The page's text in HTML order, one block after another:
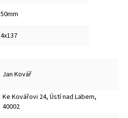
50mm
4x137
Jan Kovář
Ke Kovářovi 24, Ústí nad Labem,
40002